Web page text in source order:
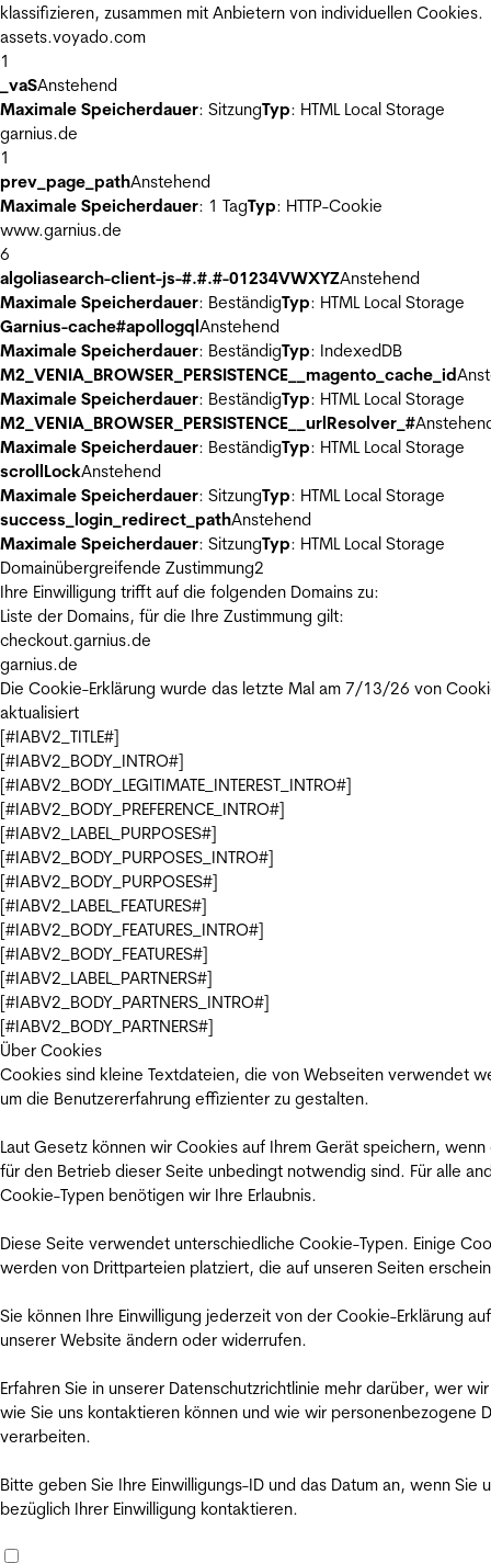
klassifizieren, zusammen mit Anbietern von individuellen Cookies.
assets.voyado.com
1
_vaSAnstehend
Maximale Speicherdauer: SitzungTyp: HTML Local Storage
garnius.de
1
prev_page_pathAnstehend
Maximale Speicherdauer: 1 TagTyp: HTTP-Cookie
www.garnius.de
6
algoliasearch-client-js-#.#.#-01234VWXYZAnstehend
Maximale Speicherdauer: BeständigTyp: HTML Local Storage
Garnius-cache#apollogqlAnstehend
Maximale Speicherdauer: BeständigTyp: IndexedDB
M2_VENIA_BROWSER_PERSISTENCE__magento_cache_id
Maximale Speicherdauer: BeständigTyp: HTML Local Storage
M2_VENIA_BROWSER_PERSISTENCE__urlResolver_#
Maximale Speicherdauer: BeständigTyp: HTML Local Storage
scrollLockAnstehend
Maximale Speicherdauer: SitzungTyp: HTML Local Storage
success_login_redirect_pathAnstehend
Maximale Speicherdauer: SitzungTyp: HTML Local Storage
Domainübergreifende Zustimmung2
Ihre Einwilligung trifft auf die folgenden Domains zu:
Liste der Domains, für die Ihre Zustimmung gilt:
checkout.garnius.de
garnius.de
Die Cookie-Erklärung wurde das letzte Mal am 7/13/26 von
aktualisiert
[#IABV2_TITLE#]
[#IABV2_BODY_INTRO#]
[#IABV2_BODY_LEGITIMATE_INTEREST_INTRO#]
[#IABV2_BODY_PREFERENCE_INTRO#]
[#IABV2_LABEL_PURPOSES#]
[#IABV2_BODY_PURPOSES_INTRO#]
[#IABV2_BODY_PURPOSES#]
[#IABV2_LABEL_FEATURES#]
[#IABV2_BODY_FEATURES_INTRO#]
[#IABV2_BODY_FEATURES#]
[#IABV2_LABEL_PARTNERS#]
[#IABV2_BODY_PARTNERS_INTRO#]
[#IABV2_BODY_PARTNERS#]
Über Cookies
Cookies sind kleine Textdateien, die von Webseiten verwendet
um die Benutzererfahrung effizienter zu gestalten.
Laut Gesetz können wir Cookies auf Ihrem Gerät speichern, wenn
für den Betrieb dieser Seite unbedingt notwendig sind. Für alle
Cookie-Typen benötigen wir Ihre Erlaubnis.
Diese Seite verwendet unterschiedliche Cookie-Typen. Einige
werden von Drittparteien platziert, die auf unseren Seiten
Sie können Ihre Einwilligung jederzeit von der Cookie-Erklärung auf
unserer Website ändern oder widerrufen.
Erfahren Sie in unserer Datenschutzrichtlinie mehr darüber, wer
wie Sie uns kontaktieren können und wie wir personenbezogene
verarbeiten.
Bitte geben Sie Ihre Einwilligungs-ID und das Datum an, wenn Sie
bezüglich Ihrer Einwilligung kontaktieren.